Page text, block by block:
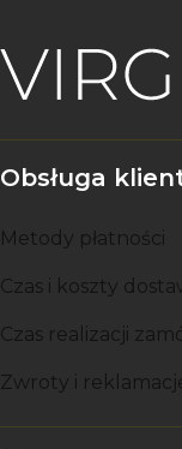
Linki w
Obsługa
Metody płatności
Czas i koszty
Czas realizacji
Zwroty i